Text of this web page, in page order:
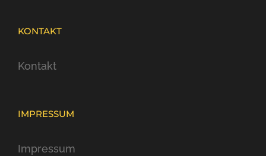
KONTAKT
Kontakt
IMPRESSUM
Impressum